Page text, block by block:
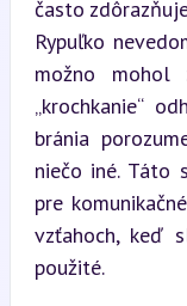
často
Rypuľko
možno mohol
„krochkanie“
bránia
niečo iné. Táto
pre
vzťahoch, keď
použité.